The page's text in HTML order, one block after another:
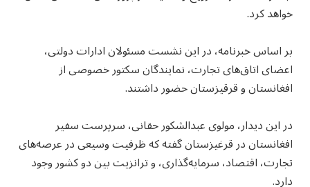
خواهد کرد.
بر اساس خبرنامه، در این نشست مسئولان ادارات دولتی،
اعضای اتاق‌های تجارت، نمایندگان سکتور خصوصی از
افغانستان و قرقیزستان حضور داشتند.
در این دیدار، مولوی عبدالشکور حقانی، سرپرست سفیر
افغانستان در قرغیزستان گفته که ظرفیت وسیعی در عرصه‌های
تجارت، اقتصاد، سرمایه‌گذاری، و ترانزیت بین دو کشور وجود
دارد.